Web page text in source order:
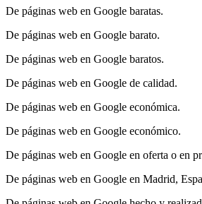
De páginas web en Google baratas.
De páginas web en Google barato.
De páginas web en Google baratos.
De páginas web en Google de calidad.
De páginas web en Google económica.
De páginas web en Google económico.
De páginas web en Google en oferta o en
De páginas web en Google en Madrid,